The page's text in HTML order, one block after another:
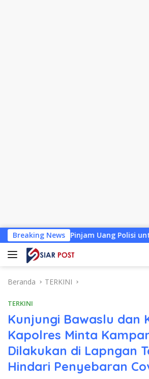
Langsung
ke
konten
Breaking News
Uang Polisi untuk Menyeberang,
Beranda TERKINI
TERKINI
Kunjungi Bawaslu dan
Kapolres Minta
Dilakukan di Lapngan
Hindari Penyebaran